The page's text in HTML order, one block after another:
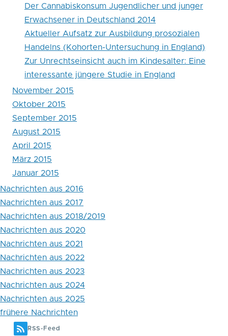
Der Cannabiskonsum Jugendlicher und junger
Erwachsener in Deutschland 2014
Aktueller Aufsatz zur Ausbildung prosozialen
Handelns (Kohorten-Untersuchung in England)
Zur Unrechtseinsicht auch im Kindesalter: Eine
interessante jüngere Studie in England
November 2015
Oktober 2015
September 2015
August 2015
April 2015
März 2015
Januar 2015
Nachrichten aus 2016
Nachrichten aus 2017
Nachrichten aus 2018/2019
Nachrichten aus 2020
Nachrichten aus 2021
Nachrichten aus 2022
Nachrichten aus 2023
Nachrichten aus 2024
Nachrichten aus 2025
frühere Nachrichten
RSS-Feed